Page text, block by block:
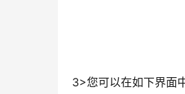
3>您可以在如下界面